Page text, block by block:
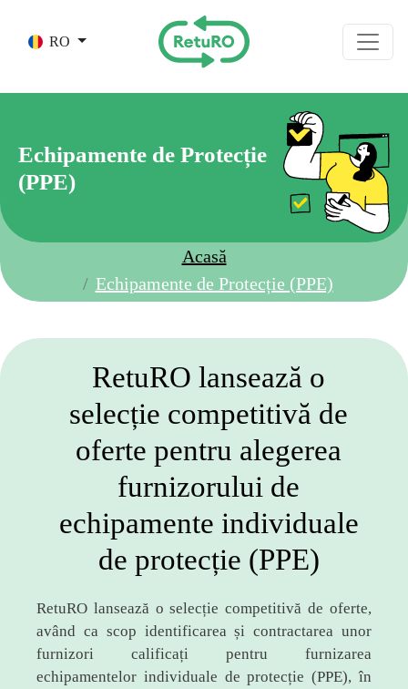
RO
Echipamente de Protecție
(PPE)
Acasă
Echipamente de Protecție (PPE)
RetuRO lansează o
selecție competitivă de
oferte pentru alegerea
furnizorului de
echipamente individuale
de protecție (PPE)
RetuRO lansează o selecție competitivă de oferte,
având ca scop identificarea și contractarea unor
furnizori calificați pentru furnizarea
echipamentelor individuale de protecție (PPE), în